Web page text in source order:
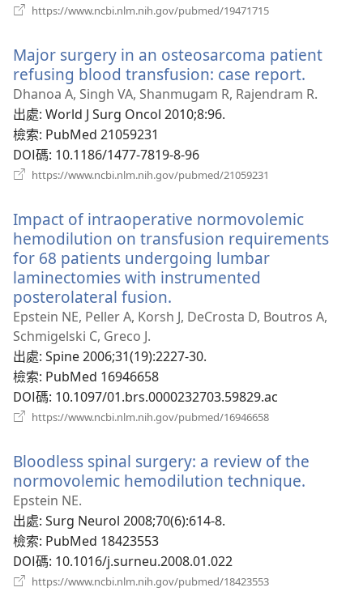
https://www.ncbi.nlm.nih.gov/pubmed/19471715
視
窗）
Major surgery in an osteosarcoma patient
refusing blood transfusion: case report.
啟
Dhanoa A, Singh VA, Shanmugam R, Rajendram R.
出處‎: World J Surg Oncol 2010;8:96.
檢索‎: PubMed 21059231
DOI碼‎: 10.1186/1477-7819-8-96
https://www.ncbi.nlm.nih.gov/pubmed/21059231
視
窗）
Impact of intraoperative normovolemic
hemodilution on transfusion requirements
for 68 patients undergoing lumbar
laminectomies with instrumented
posterolateral fusion.
啟
視
Epstein NE, Peller A, Korsh J, DeCrosta D, Boutros A,
Schmigelski C, Greco J.
出處‎: Spine 2006;31(19):2227-30.
檢索‎: PubMed 16946658
DOI碼‎: 10.1097/01.brs.0000232703.59829.ac
https://www.ncbi.nlm.nih.gov/pubmed/16946658
視
窗）
Bloodless spinal surgery: a review of the
normovolemic hemodilution technique.
Epstein NE.
出處‎: Surg Neurol 2008;70(6):614-8.
檢索‎: PubMed 18423553
DOI碼‎: 10.1016/j.surneu.2008.01.022
https://www.ncbi.nlm.nih.gov/pubmed/18423553